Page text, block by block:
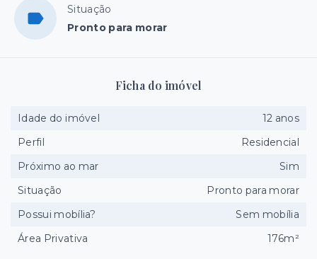
Situação
Pronto para morar
Ficha do imóvel
Idade do imóvel
12 anos
Perfil
Residencial
Próximo ao mar
Sim
Situação
Pronto para morar
Possui mobília?
Sem mobília
Área Privativa
176m²